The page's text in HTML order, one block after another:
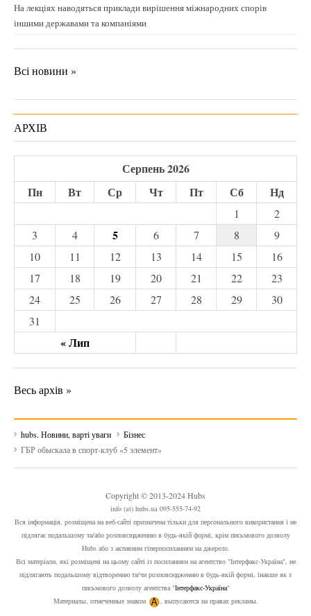
На лекціях наводяться приклади вирішення міжнародних спорів
іншими державами та компаніями
Всі новини »
АРХІВ
Серпень 2026
Пн
Вт Ср Чт Пт Сб Нд
« Лип
1
2
3
4 5 6 7 8
9
10
11 12 13 14 15
16
17
18 19 20 21 22
23
24
25 26 27 28 29
30
31
Весь архів »
hubs. Новини, варті уваги
Бізнес
ГБР обыскала в спорт-клуб «5 элемент»
Copyright © 2013-2024 Hubs
info (at) hubs.ua 095-555-74-92
Вся інформація, розміщена на веб-сайті призначена тільки для персонального використання і не
підлягає подальшому та/або розповсюдженню в будь-якій формі, крім письмового дозволу
Hubs або з активним гіперпосиланням на джерело.
Всі матеріали, які розміщені на цьому сайті із посиланням на агентство "Інтерфакс-Україна", не
підлягають подальшому відтворенню та/чи розповсюдженню в будь-якій формі, інакше як з
письмового дозволу агентства "Інтерфакс-Україна"
Материалы, отмеченные знаком
, выпусаются на правах рекламы.